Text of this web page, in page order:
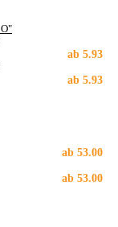
ab 5.93
ab 5.93
ab 53.00
ab 53.00